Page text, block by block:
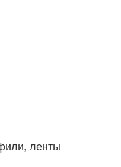
ленты